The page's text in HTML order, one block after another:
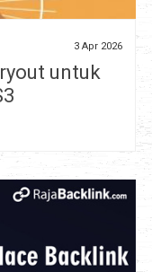
3 Apr 2026
untuk